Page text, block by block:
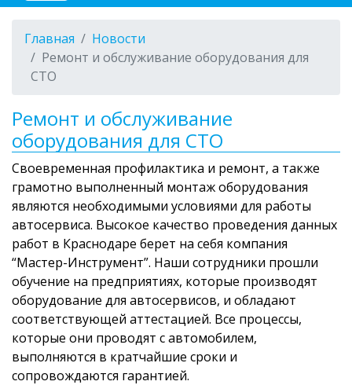
Главная
Новости
Ремонт и обслуживание оборудования для
СТО
Ремонт и обслуживание
оборудования для СТО
Своевременная профилактика и ремонт, а также
грамотно выполненный монтаж оборудования
являются необходимыми условиями для работы
автосервиса. Высокое качество проведения данных
работ в Краснодаре берет на себя компания
“Мастер-Инструмент”. Наши сотрудники прошли
обучение на предприятиях, которые производят
оборудование для автосервисов, и обладают
соответствующей аттестацией. Все процессы,
которые они проводят с автомобилем,
выполняются в кратчайшие сроки и
сопровождаются гарантией.